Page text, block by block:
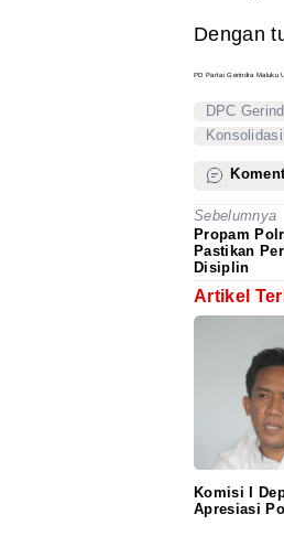
Dengan
PD Partai Gerindra Maluku
DPC
Sebelumnya
Propam
Pastikan
Disiplin
Artikel
Komisi I
Apresiasi